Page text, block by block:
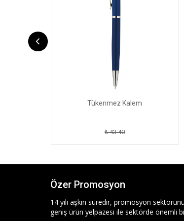
Tükenmez Kalem
₺ 43.40
Özer Promosyon
14 yılı aşkın süredir, promosyon
geniş ürün yelpazesi ile sektörde önemli